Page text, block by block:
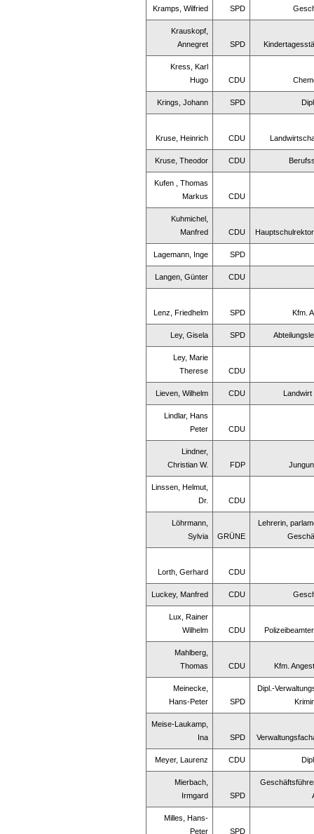
Kramps, Wilfried SPD
Krauskopf,
Annegret
SPD
Kress, Karl
Hugo
CDU
Krings, Johann SPD
Kruse, Heinrich CDU
Kruse, Theodor CDU
Kufen , Thomas
Markus
CDU
Kuhmichel,
Manfred
CDU
Lagemann, Inge SPD
Langen, Günter CDU
Lenz, Friedhelm SPD Kfm.
Ley, Gisela SPD
Ley, Marie
Therese
CDU
Lieven, Wilhelm CDU Landwirt
Lindlar, Hans
Peter
CDU
Lindner,
Christian W.
FDP
Linssen, Helmut,
Dr.
CDU
Löhrmann,
Sylvia
GRÜNE
Lehrerin,
Lorth, Gerhard CDU
Luckey, Manfred CDU
Lux, Rainer
Wilhelm
CDU
Mahlberg,
Thomas
CDU Kfm.
Meinecke,
Hans-Peter
SPD
Dipl.-
Meise-Laukamp,
Ina
SPD
Meyer, Laurenz CDU
Mierbach,
Irmgard
SPD
Milles, Hans-
Peter
SPD